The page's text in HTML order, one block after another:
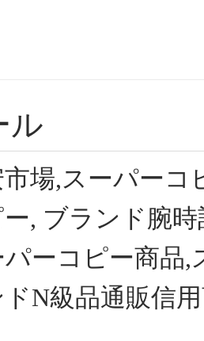
ル
場,スーパー
, ブランド腕
ーコピー商品
N級品通販信